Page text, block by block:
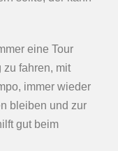
eine Tour
fahren, mit
immer wieder
bleiben und zur
gut beim